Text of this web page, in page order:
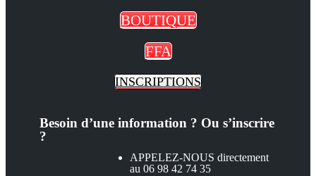
BOUTIQUE
FFA
INSCRIPTIONS
Besoin d’une information ? Ou s’inscrire
?
APPELEZ-NOUS directement
au 06 98 42 74 35